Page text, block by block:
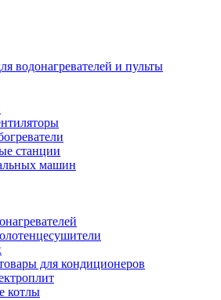
водонагревателей и пульты
станции
машин
для кондиционеров
котлы